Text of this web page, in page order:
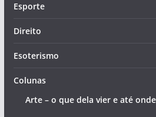
Esporte
Direito
Esoterismo
Colunas
Arte – o que dela vier e até